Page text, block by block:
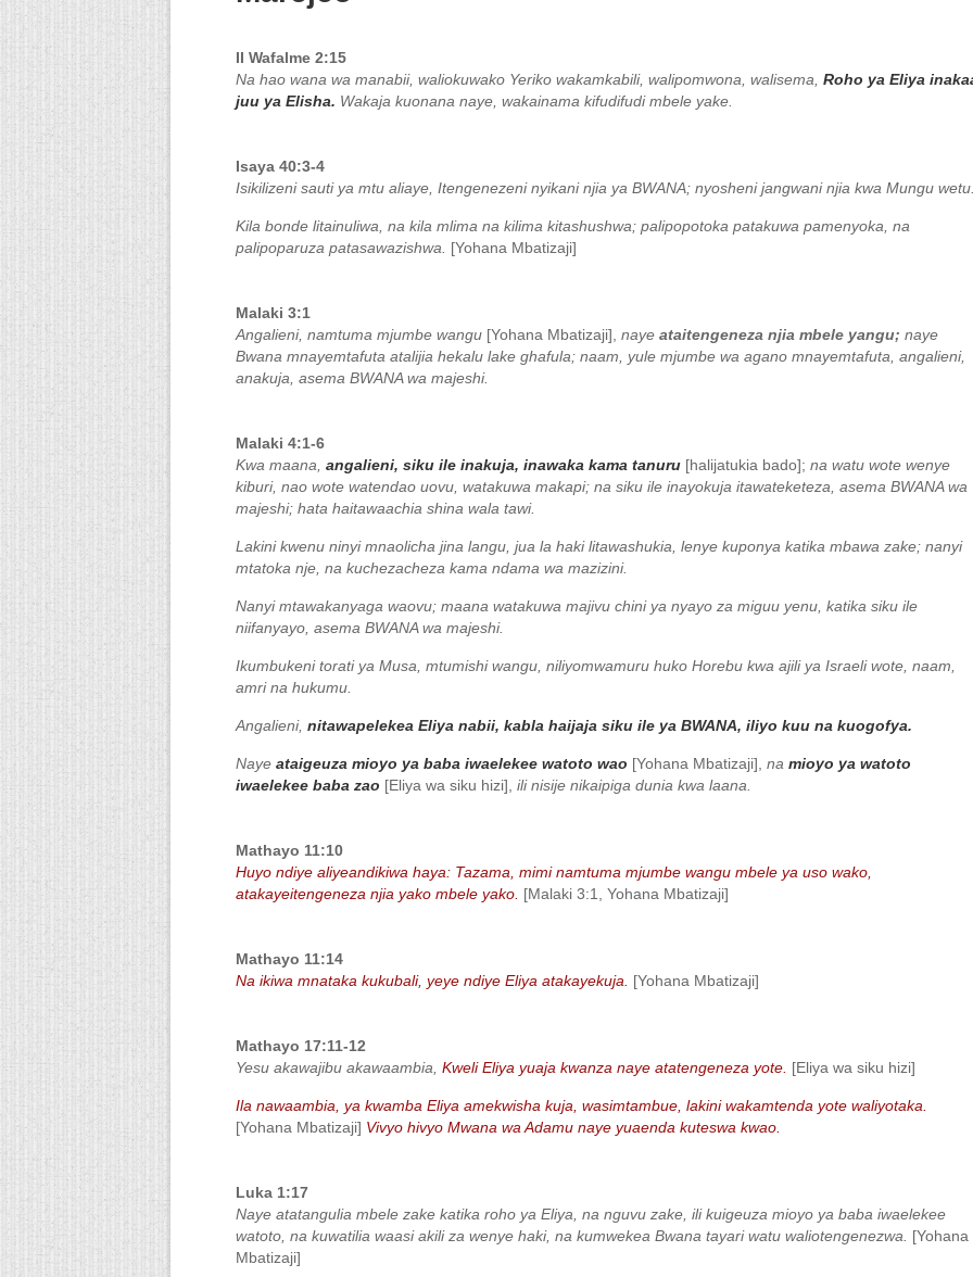
II Wafalme 2:15
Na hao wana wa manabii, waliokuwako Yeriko wakamkabili, walipomwona, walisema, Roho ya Eliya
juu ya Elisha. Wakaja kuonana naye, wakainama kifudifudi mbele yake.
Isaya 40:3-4
Isikilizeni sauti ya mtu aliaye, Itengenezeni nyikani njia ya BWANA; nyosheni jangwani njia kwa Mungu
Kila bonde litainuliwa, na kila mlima na kilima kitashushwa; palipopotoka patakuwa pamenyoka, na
palipoparuza patasawazishwa.
[Yohana Mbatizaji]
Malaki 3:1
Angalieni, namtuma mjumbe wangu [Yohana Mbatizaji], naye ataitengeneza njia mbele yangu; naye
Bwana mnayemtafuta atalijia hekalu lake ghafula; naam, yule mjumbe wa agano mnayemtafuta, angalieni,
anakuja, asema BWANA wa majeshi.
Malaki 4:1-6
Kwa maana, angalieni, siku ile inakuja, inawaka kama tanuru [halijatukia bado]; na watu wote wenye
kiburi, nao wote watendao uovu, watakuwa makapi; na siku ile inayokuja itawateketeza, asema BWANA wa
majeshi; hata haitawaachia shina wala tawi.
Lakini kwenu ninyi mnaolicha jina langu, jua la haki litawashukia, lenye kuponya katika mbawa zake; nanyi
mtatoka nje, na kuchezacheza kama ndama wa mazizini.
Nanyi mtawakanyaga waovu; maana watakuwa majivu chini ya nyayo za miguu yenu, katika siku ile
niifanyayo, asema BWANA wa majeshi.
Ikumbukeni torati ya Musa, mtumishi wangu, niliyomwamuru huko Horebu kwa ajili ya Israeli wote, naam,
amri na hukumu.
Angalieni, nitawapelekea Eliya nabii, kabla haijaja siku ile ya BWANA, iliyo kuu na kuogofya.
Naye ataigeuza mioyo ya baba iwaelekee watoto wao [Yohana Mbatizaji], na mioyo ya watoto
iwaelekee baba zao [Eliya wa siku hizi], ili nisije nikaipiga dunia kwa laana.
Mathayo 11:10
Huyo ndiye aliyeandikiwa haya: Tazama, mimi namtuma mjumbe wangu mbele ya uso wako,
atakayeitengeneza njia yako mbele yako. [Malaki 3:1, Yohana Mbatizaji]
Mathayo 11:14
Na ikiwa mnataka kukubali, yeye ndiye Eliya atakayekuja. [Yohana Mbatizaji]
Mathayo 17:11-12
Yesu akawajibu akawaambia, Kweli Eliya yuaja kwanza naye atatengeneza yote. [Eliya wa siku hizi]
Ila nawaambia, ya kwamba Eliya amekwisha kuja, wasimtambue, lakini wakamtenda yote waliyotaka.
[Yohana Mbatizaji] Vivyo hivyo Mwana wa Adamu naye yuaenda kuteswa kwao.
Luka 1:17
Naye atatangulia mbele zake katika roho ya Eliya, na nguvu zake, ili kuigeuza mioyo ya baba iwaelekee
watoto, na kuwatilia waasi akili za wenye haki, na kumwekea Bwana tayari watu waliotengenezwa. [Yohana
Mbatizaji]